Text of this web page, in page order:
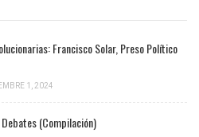
Francisco Solar, Preso Político
1, 2024
(compilación)